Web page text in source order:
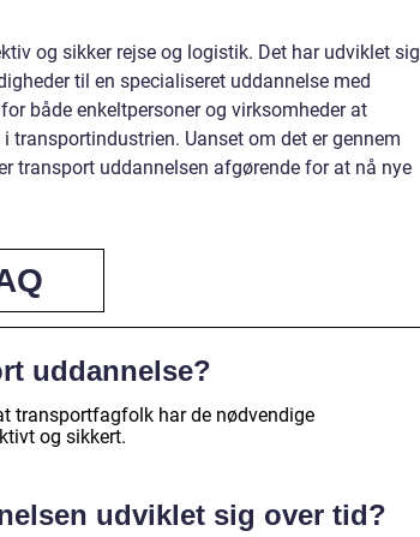
og sikker rejse og logistik. Det har udviklet sig
til en specialiseret uddannelse med
både enkeltpersoner og virksomheder at
transportindustrien. Uanset om det er gennem
transport uddannelsen afgørende for at nå nye
uddannelse?
transportfagfolk har de nødvendige
og sikkert.
udviklet sig over tid?